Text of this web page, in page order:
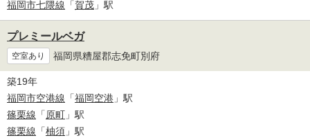
福岡市七隈線 「賀茂 」駅
プレミールベガ
空室あり 福岡県糟屋郡志免町別府
築19年
福岡市空港線 「福岡空港 」駅
篠栗線 「 原町 」駅
篠栗線 「柚須 」駅